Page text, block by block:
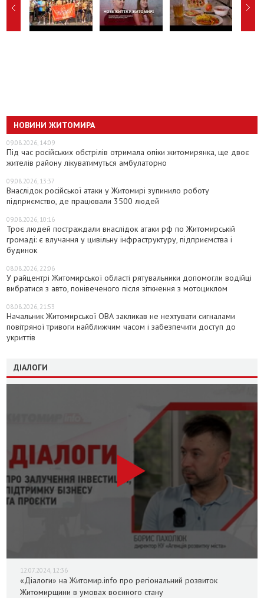
НОВИНИ ЖИТОМИРА
09.08.2026, 14:09
Під час російських обстрілів отримала опіки житомирянка, ще двоє
жителів району лікуватимуться амбулаторно
09.08.2026, 13:37
Внаслідок російської атаки у Житомирі зупинило роботу
підприємство, де працювали 3500 людей
09.08.2026, 10:16
Троє людей постраждали внаслідок атаки рф по Житомирській
громаді: є влучання у цивільну інфраструктуру, підприємства і
будинок
08.08.2026, 22:06
У райцентрі Житомирської області рятувальники допомогли водійці
вибратися з авто, понівеченого після зіткнення з мотоциклом
08.08.2026, 21:53
Начальник Житомирської ОВА закликав не нехтувати сигналами
повітряної тривоги найближчим часом і забезпечити доступ до
укриттів
ДІАЛОГИ
12.07.2024, 12:36
«Діалоги» на Житомир.info про регіональний розвиток
Житомирщини в умовах воєнного стану